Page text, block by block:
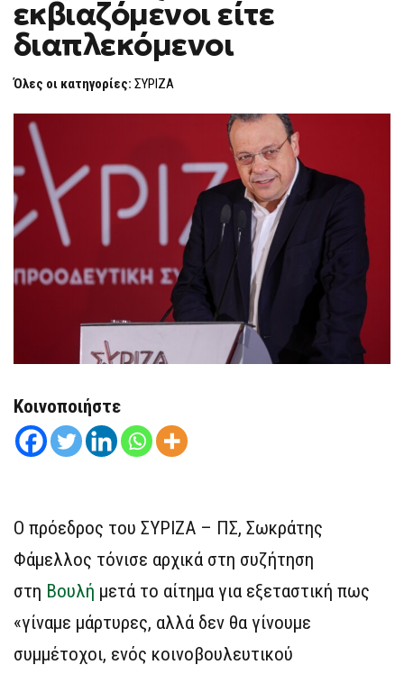
ΕΚΒΙΑΖΌΜΕΝΟΙ
ΕΊΤΕ
ΔΙΑΠΛΕΚΌΜΕΝΟΙ
εκβιαζόμενοι είτε
διαπλεκόμενοι
Όλες οι κατηγορίες: ΣΥΡΙΖΑ
Κοινοποιήστε
Ο πρόεδρος του ΣΥΡΙΖΑ – ΠΣ, Σωκράτης
Φάμελλος τόνισε αρχικά στη συζήτηση
στη Βουλή μετά το αίτημα για εξεταστική πως
«γίναμε μάρτυρες, αλλά δεν θα γίνουμε
συμμέτοχοι, ενός κοινοβουλευτικού